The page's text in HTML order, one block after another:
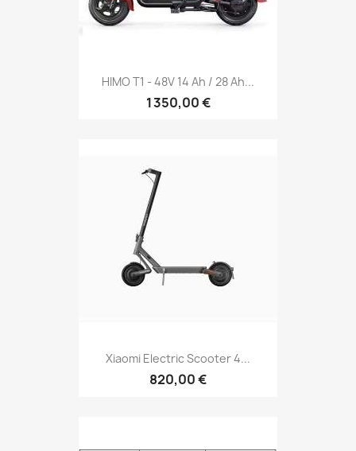
HIMO T1 - 48V 14 Ah / 28 Ah...
1 350,00 €
Xiaomi Electric Scooter 4...
820,00 €